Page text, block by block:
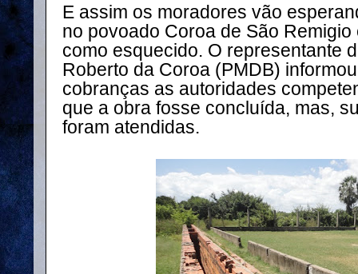
E assim os moradores vão
no povoado Coroa de São
como esquecido. O representante
Roberto da Coroa (PMDB)
cobranças as autoridades
que a obra fosse concluída, mas,
foram atendidas.